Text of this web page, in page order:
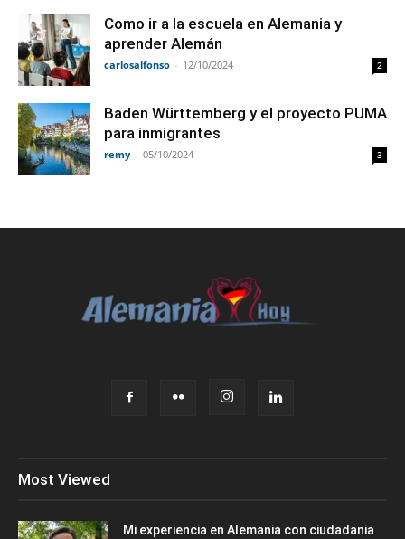
Como ir a la escuela en Alemania y
aprender Alemán
carlosalfonso - 12/10/2024 2
Baden Württemberg y el proyecto PUMA
para inmigrantes
remy - 05/10/2024 3
Most Viewed
Mi experiencia en Alemania con ciudadania